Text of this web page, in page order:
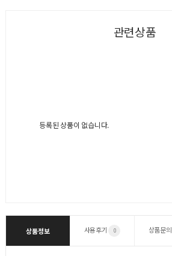
관련상품
등록된 상품이 없습니다.
상품정보 사용후기 0 상품문의